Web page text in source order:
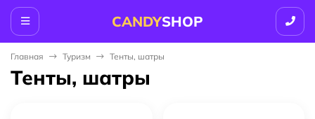
CANDYSHOP
Главная Туризм Тенты, шатры
Тенты, шатры